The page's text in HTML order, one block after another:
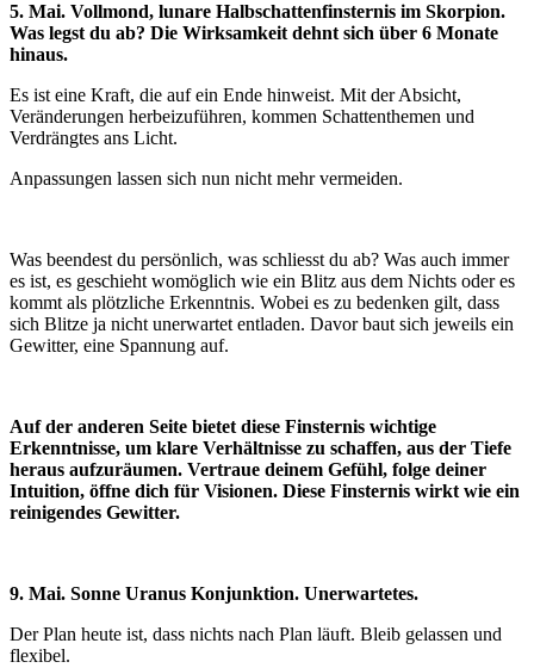
5. Mai. Vollmond, lunare Halbschattenfinsternis im Skorpion.
Was legst du ab? Die Wirksamkeit dehnt sich über 6 Monate
hinaus.
Es ist eine Kraft, die auf ein Ende hinweist. Mit der Absicht,
Veränderungen herbeizuführen, kommen Schattenthemen und
Verdrängtes ans Licht.
Anpassungen lassen sich nun nicht mehr vermeiden.
Was beendest du persönlich, was schliesst du ab? Was auch immer
es ist, es geschieht womöglich wie ein Blitz aus dem Nichts oder es
kommt als plötzliche Erkenntnis. Wobei es zu bedenken gilt, dass
sich Blitze ja nicht unerwartet entladen. Davor baut sich jeweils ein
Gewitter, eine Spannung auf.
Auf der anderen Seite bietet diese Finsternis wichtige
Erkenntnisse, um klare Verhältnisse zu schaffen, aus der Tiefe
heraus aufzuräumen. Vertraue deinem Gefühl, folge deiner
Intuition, öffne dich für Visionen. Diese Finsternis wirkt wie ein
reinigendes Gewitter.
9. Mai. Sonne Uranus Konjunktion. Unerwartetes.
Der Plan heute ist, dass nichts nach Plan läuft. Bleib gelassen und
flexibel.